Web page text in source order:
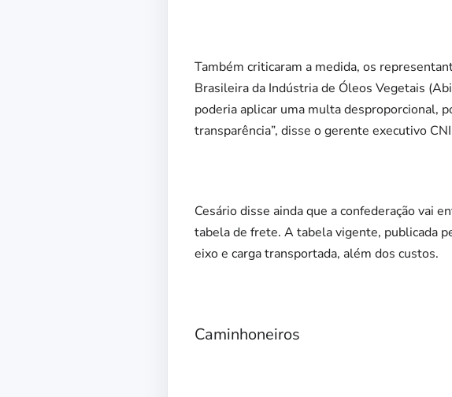
Também criticaram a medida, os
Brasileira da Indústria de Óleos Vegetais
poderia aplicar uma multa desproporcional,
transparência”, disse o gerente executivo
Cesário disse ainda que a confederação vai
tabela de frete. A tabela vigente, publicada
eixo e carga transportada, além dos custos.
Caminhoneiros